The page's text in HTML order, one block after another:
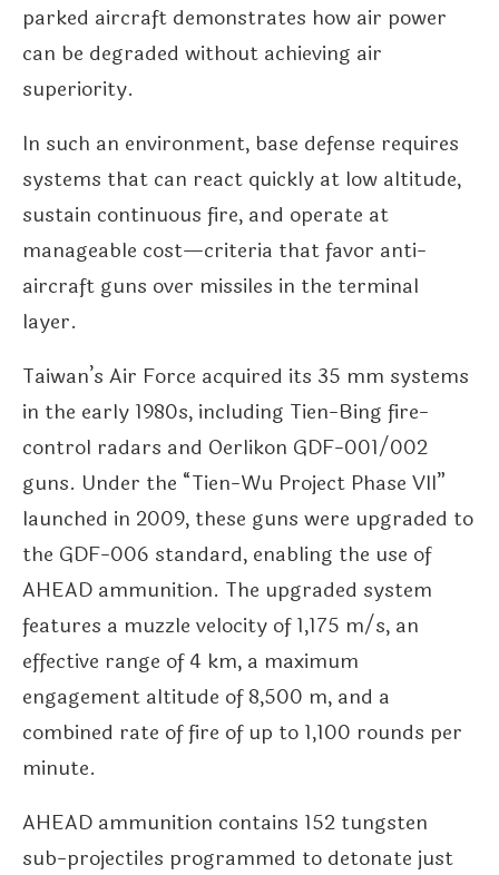
parked aircraft demonstrates how air power
can be degraded without achieving air
superiority.
In such an environment, base defense requires
systems that can react quickly at low altitude,
sustain continuous fire, and operate at
manageable cost—criteria that favor anti-
aircraft guns over missiles in the terminal
layer.
Taiwan’s Air Force acquired its 35 mm systems
in the early 1980s, including Tien-Bing fire-
control radars and Oerlikon GDF-001/002
guns. Under the “Tien-Wu Project Phase VII”
launched in 2009, these guns were upgraded to
the GDF-006 standard, enabling the use of
AHEAD ammunition. The upgraded system
features a muzzle velocity of 1,175 m/s, an
effective range of 4 km, a maximum
engagement altitude of 8,500 m, and a
combined rate of fire of up to 1,100 rounds per
minute.
AHEAD ammunition contains 152 tungsten
sub-projectiles programmed to detonate just